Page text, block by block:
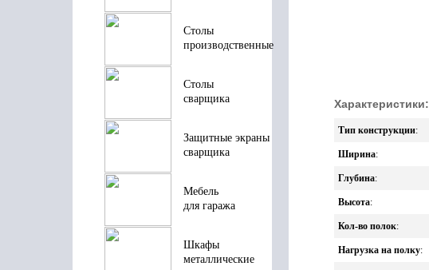
Столы
производственные
Столы
сварщика
Защитные экраны
сварщика
Мебель
для гаража
Шкафы
металлические
Характеристики:
Тип конструкции:
Ширина:
Глубина:
Высота:
Кол-во полок:
Нагрузка на полку: